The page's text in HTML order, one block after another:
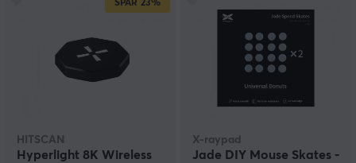
SPAR 23%
HITSCAN
Hyperlight 8K Wireless
X-raypad
Jade DIY Mouse Skates -